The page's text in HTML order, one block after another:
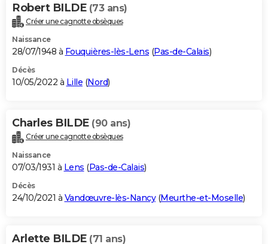
Robert BILDE (73 ans)
Créer une cagnotte obsèques
Naissance
28/07/1948 à Fouquières-lès-Lens (Pas-de-Calais)
Décès
10/05/2022 à Lille (Nord)
Charles BILDE (90 ans)
Créer une cagnotte obsèques
Naissance
07/03/1931 à Lens (Pas-de-Calais)
Décès
24/10/2021 à Vandœuvre-lès-Nancy(Meurthe-et-Moselle)
Arlette BILDE (71 ans)